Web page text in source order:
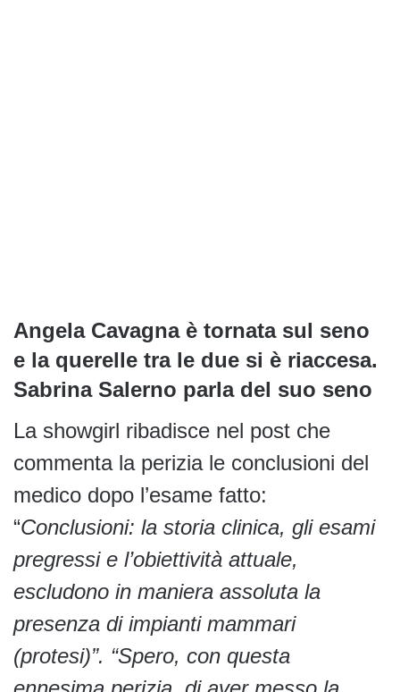
Angela Cavagna è tornata sul seno
e la querelle tra le due si è riaccesa.
Sabrina Salerno parla del suo seno
La showgirl ribadisce nel post che
commenta la perizia le conclusioni del
medico dopo l’esame fatto:
“Conclusioni: la storia clinica, gli esami
pregressi e l’obiettività attuale,
escludono in maniera assoluta la
presenza di impianti mammari
(protesi)”. “Spero, con questa